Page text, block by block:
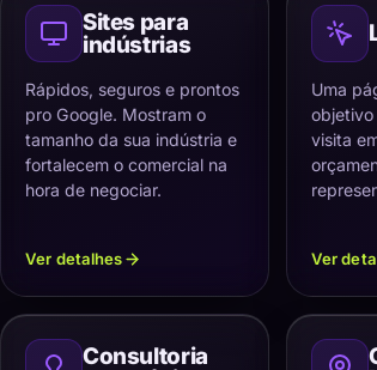
Sites para
indústrias
Rápidos, seguros e prontos
pro Google. Mostram o
tamanho da sua indústria e
fortalecem o comercial na
hora de negociar.
Ver detalhes
Uma
objetivo
visita
Ver
Consultoria